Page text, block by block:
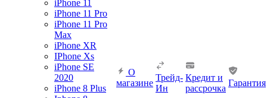
iPhone 11
iPhone 11 Pro
iPhone 11 Pro
Max
iPhone XR
IPhone Xs
iPhone SE
2020
iPhone 8 Plus
О
магазине
Трейд-
Ин
Кредит и
рассрочка
Гарантия